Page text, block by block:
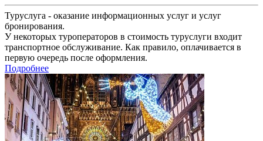
Туруслуга - оказание информационных услуг и услуг
бронирования.
У некоторых туроператоров в стоимость туруслуги входит
транспортное обслуживание. Как правило, оплачивается в
первую очередь после оформления.
Подробнее